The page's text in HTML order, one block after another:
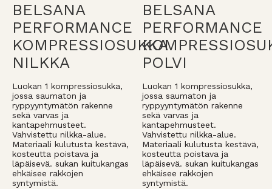
BELSANA
PERFORMANCE
KOMPRESSIOSUKKA
NILKKA
Luokan 1 kompressiosukka,
jossa saumaton ja
ryppyyntymätön rakenne
sekä varvas ja
kantapehmusteet.
Vahvistettu nilkka-alue.
Materiaali kulutusta kestävä,
kosteutta poistava ja
läpäisevä. sukan kuitukangas
ehkäisee rakkojen
syntymistä.
BELSANA
PERFORMANCE
POLVI
Luokan 1 kompressiosukka,
jossa saumaton ja
ryppyyntymätön rakenne
sekä varvas ja
kantapehmusteet.
Vahvistettu nilkka-alue.
Materiaali kulutusta kestävä,
kosteutta poistava ja
läpäisevä. sukan kuitukangas
ehkäisee rakkojen
syntymistä.